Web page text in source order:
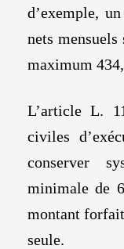
d’exemple,
nets
maximum
L’article L.
civiles
conserver
minimale de
montant
seule.